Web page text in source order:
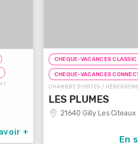
CHEQUE-VACANCES CLASSIC
CHEQUE-VACANCES CONNECT
CHAMBRE D'HÔTES / HÉBERGEMENT
LES PLUMES
21640 Gilly Les Citeaux
En savoir +